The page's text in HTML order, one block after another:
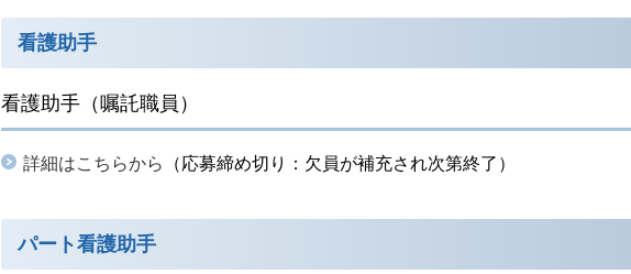
看護助手
看護助手（嘱託職員）
詳細はこちらから （応募締め切り：欠員が補充され次第終了）
パート看護助手